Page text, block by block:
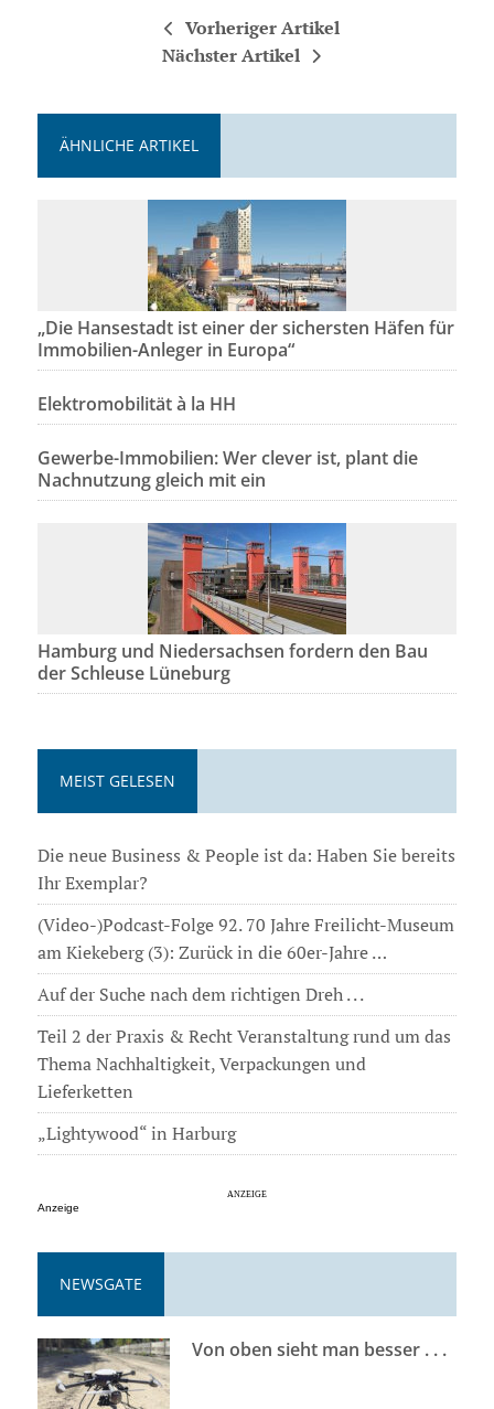
Vorheriger Artikel
Nächster Artikel
ÄHNLICHE ARTIKEL
„Die Hansestadt ist einer der sichersten Häfen für
Immobilien-Anleger in Europa“
Elektromobilität à la HH
Gewerbe-Immobilien: Wer clever ist, plant die
Nachnutzung gleich mit ein
Hamburg und Niedersachsen fordern den Bau
der Schleuse Lüneburg
MEIST GELESEN
Die neue Business & People ist da: Haben Sie bereits
Ihr Exemplar?
(Video-)Podcast-Folge 92. 70 Jahre Freilicht-Museum
am Kiekeberg (3): Zurück in die 60er-Jahre …
Auf der Suche nach dem richtigen Dreh . . .
Teil 2 der Praxis & Recht Veranstaltung rund um das
Thema Nachhaltigkeit, Verpackungen und
Lieferketten
„Lightywood“ in Harburg
Anzeige
NEWSGATE
Von oben sieht man besser . . .